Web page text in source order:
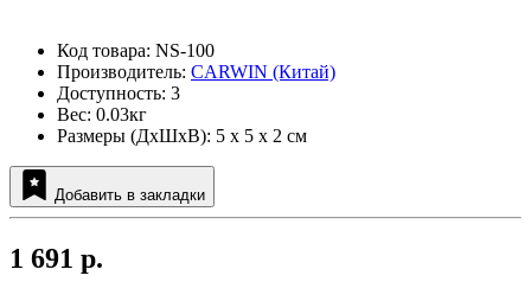
Код товара: NS-100
Производитель: CARWIN (Китай)
Доступность: 3
Вес: 0.03кг
Размеры (ДxШxВ): 5 x 5 x 2 см
Добавить в закладки
1 691 р.